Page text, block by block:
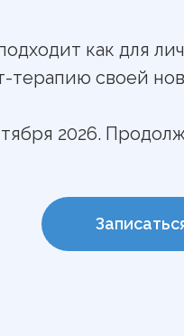
как для
терапию своей
2026.